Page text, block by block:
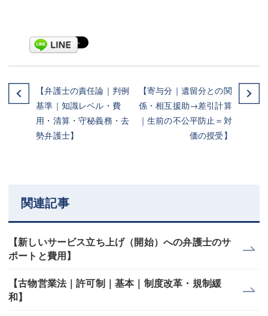
【弁護士の責任論｜判例
基準｜知識レベル・費
用・清算・守秘義務・去
勢弁護士】
【寄与分｜遺留分との関
係・相互援助→差引計算
｜生前の不公平防止＝対
価の授受】
関連記事
【新しいサービス立ち上げ（開始）への弁護士のサ
ポートと費用】
【古物営業法｜許可制｜基本｜制度改革・規制緩
和】